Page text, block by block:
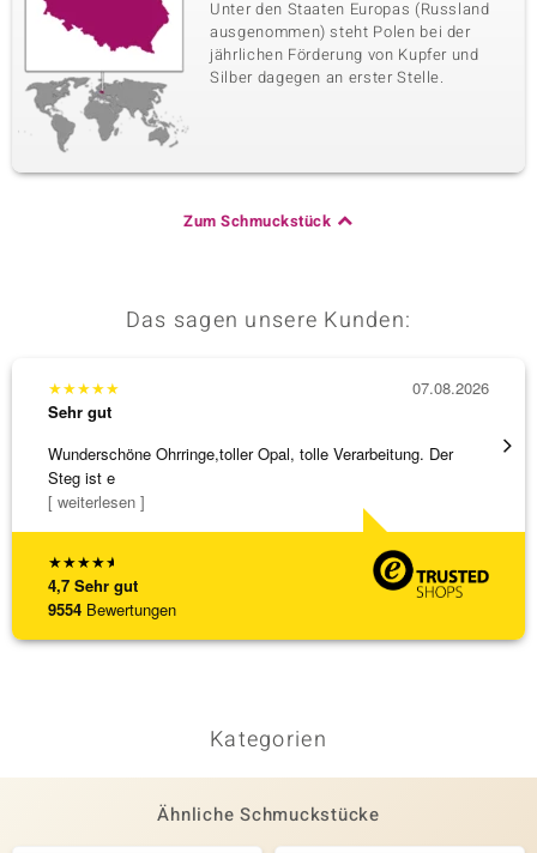
Karatgewicht Summe
0,42 ct
Schliff
Fancy-Cabochon
Zargenfassung
Herkunft
Polen
Vierter Edelstein
Baltischer Cognac-
1 à 9,4x4,9 mm
Herkunft
Polen
Unter den Staaten Europas (Russland
ausgenommen) steht Polen bei der
jährlichen Förderung von Kupfer und
Silber dagegen an erster Stelle.
Zum Schmuckstück
Das sagen unsere Kunden:
★★★★★
4,7 Sehr gut
9554 Bewertungen
★★★★★
Sehr gut
Wunderschöne Ohrringe,toller Opal, tolle Verarbeitung. Der
Steg ist e
[ weiterlesen ]
07.08.2026
Eine
Kategorien
Ähnliche Schmuckstücke